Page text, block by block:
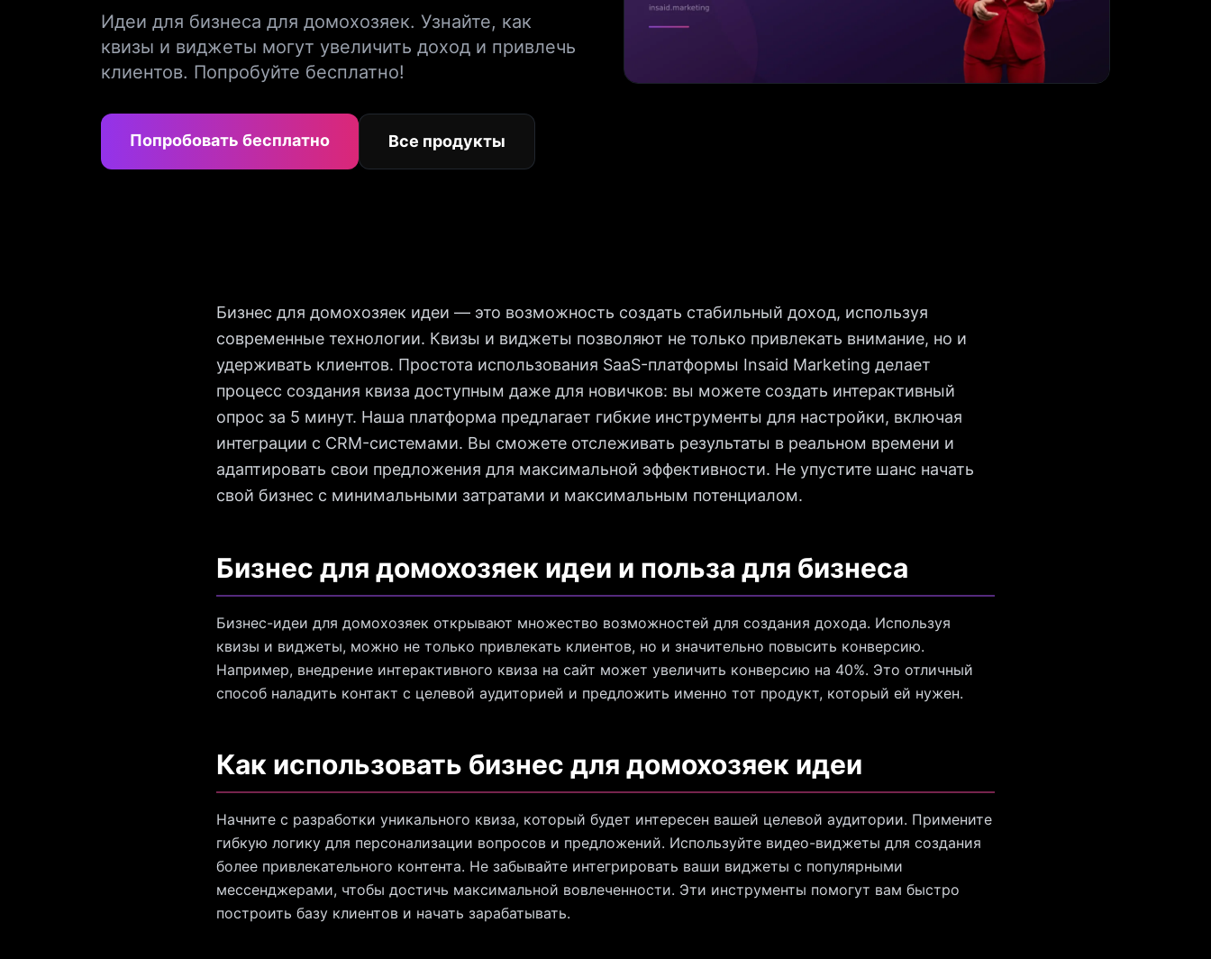
Идеи для бизнеса для домохозяек. Узнайте, как
квизы и виджеты могут увеличить доход и привлечь
клиентов. Попробуйте бесплатно!
Попробовать бесплатно Все продукты
Бизнес для домохозяек идеи — это возможность создать стабильный доход, используя
современные технологии. Квизы и виджеты позволяют не только привлекать внимание, но и
удерживать клиентов. Простота использования SaaS-платформы Insaid Marketing делает
процесс создания квиза доступным даже для новичков: вы можете создать интерактивный
опрос за 5 минут. Наша платформа предлагает гибкие инструменты для настройки, включая
интеграции с CRM-системами. Вы сможете отслеживать результаты в реальном времени и
адаптировать свои предложения для максимальной эффективности. Не упустите шанс начать
свой бизнес с минимальными затратами и максимальным потенциалом.
Бизнес для домохозяек идеи и польза для бизнеса
Бизнес-идеи для домохозяек открывают множество возможностей для создания дохода. Используя
квизы и виджеты, можно не только привлекать клиентов, но и значительно повысить конверсию.
Например, внедрение интерактивного квиза на сайт может увеличить конверсию на 40%. Это отличный
способ наладить контакт с целевой аудиторией и предложить именно тот продукт, который ей нужен.
Как использовать бизнес для домохозяек идеи
Начните с разработки уникального квиза, который будет интересен вашей целевой аудитории. Примените
гибкую логику для персонализации вопросов и предложений. Используйте видео-виджеты для создания
более привлекательного контента. Не забывайте интегрировать ваши виджеты с популярными
мессенджерами, чтобы достичь максимальной вовлеченности. Эти инструменты помогут вам быстро
построить базу клиентов и начать зарабатывать.